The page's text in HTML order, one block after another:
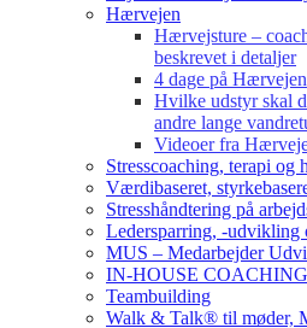
Hærvejen
Hærvejsture –
beskrevet i detaljer
4 dage på Hærvejen
Hvilke udstyr skal
andre lange
Videoer fra
Stresscoaching, terapi
Værdibaseret,
Stresshåndtering på
Ledersparring, -udvikling
MUS – Medarbejder
IN-HOUSE COACHING
Teambuilding
Walk & Talk® til møder,